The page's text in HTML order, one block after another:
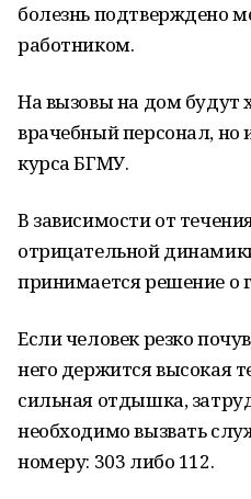
болезнь подтверждено
работником.
На вызовы на дом будут
врачебный персонал, но
курса БГМУ.
В зависимости от
отрицательной
принимается решение о
Если человек резко
него держится высокая
сильная отдышка,
необходимо вызвать
номеру: 303 либо 112.